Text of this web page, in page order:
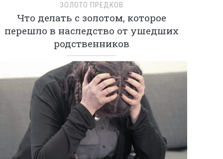
ЗОЛОТО ПРЕДКОВ
Что делать с золотом, которое
перешло в наследство от ушедших
родственников